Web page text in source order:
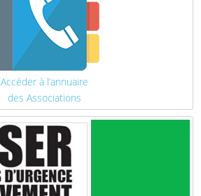
Accéder à l’annuaire
des Associations